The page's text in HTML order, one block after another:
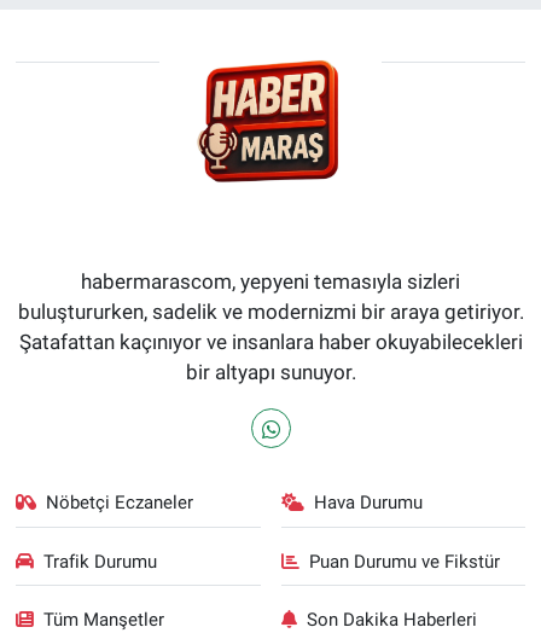
habermarascom, yepyeni temasıyla sizleri
buluştururken, sadelik ve modernizmi bir araya getiriyor.
Şatafattan kaçınıyor ve insanlara haber okuyabilecekleri
bir altyapı sunuyor.
Nöbetçi Eczaneler Hava Durumu
Trafik Durumu Puan Durumu ve Fikstür
Tüm Manşetler Son Dakika Haberleri